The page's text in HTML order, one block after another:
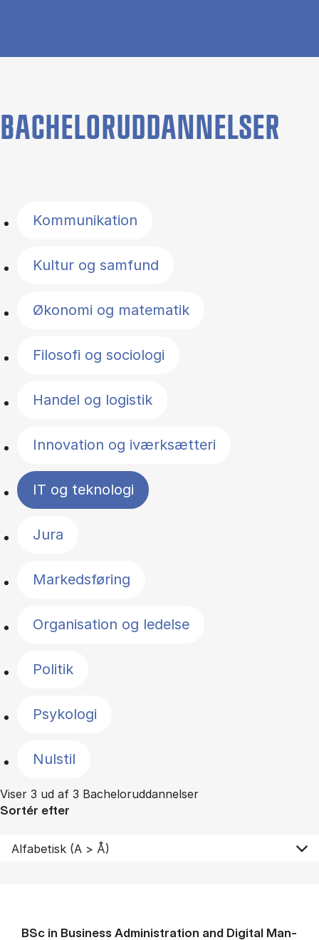
BACHELORUDDANNELSER
Kommunikation
Kultur og samfund
Økonomi og matematik
Filosofi og sociologi
Handel og logistik
Innovation og iværksætteri
IT og teknologi
Jura
Markedsføring
Organisation og ledelse
Politik
Psykologi
Nulstil
Viser 3 ud af 3 Bacheloruddannelser
Sortér efter
BSc in Busi­ness Ad­min­is­tra­tion and Di­git­al Man­